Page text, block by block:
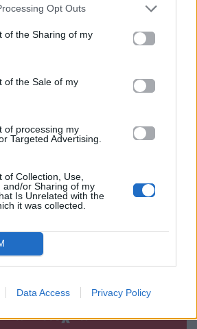
Opt Outs
of the Sharing of my
of the Sale of my
of processing my
Targeted Advertising.
of Collection, Use,
and/or Sharing of my
Is Unrelated with the
it was collected.
Data Access Privacy Policy
«Να κυνηγάς το
«ευχαριστώ» της
Δανάης Μπάρκα
08.05.2026
Ελλήνων
Καλλιτεχνών